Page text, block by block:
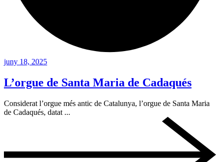
juny 18, 2025
L’orgue de Santa Maria de Cadaqués
Considerat l’orgue més antic de Catalunya, l’orgue de Santa Maria
de Cadaqués, datat ...